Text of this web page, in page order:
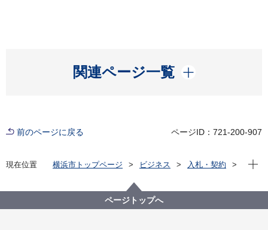
関連ページ一覧
開く
前のページに戻る ページID：721-200-907
現在位置 横浜市トップページ ビジネス
入札・契約
【入札結果掲載】【公募型指名競争入札】特別支援学
校福祉車両等運行業務委託（中村特別支援学校／人工
現在
ページトップへ